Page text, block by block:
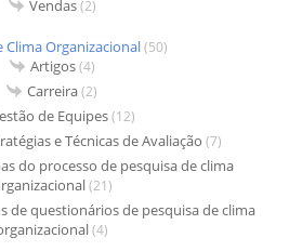
Vendas(2)
Clima Organizacional(50)
Artigos(4)
Carreira(2)
de Equipes(12)
e Técnicas de Avaliação (7)
do processo de pesquisa de clima
(21)
de questionários de pesquisa de clima
(4)